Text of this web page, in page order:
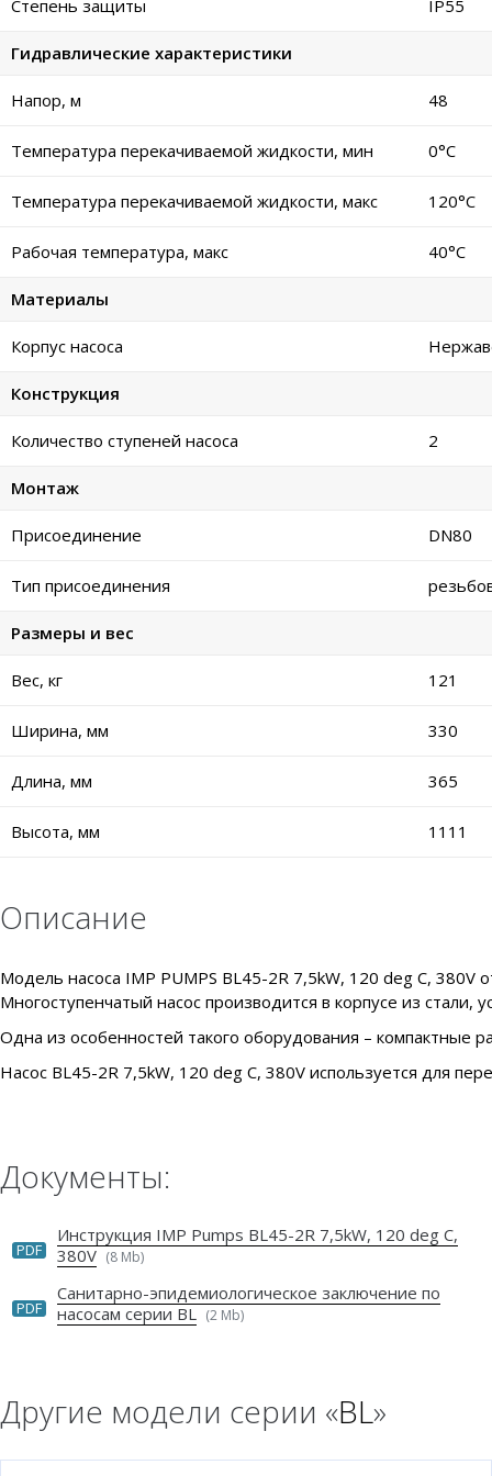
Степень защиты IP55
Гидравлические характеристики
Напор, м 48
Температура перекачиваемой жидкости, мин 0°C
Температура перекачиваемой жидкости, макс 120°C
Рабочая температура, макс 40°C
Материалы
Корпус насоса
Конструкция
Количество ступеней насоса 2
Монтаж
Присоединение DN80
Тип присоединения
Размеры и вес
Вес, кг 121
Ширина, мм 330
Длина, мм 365
Высота, мм 1111
Описание
Модель насоса IMP PUMPS BL45-2R 7,5kW, 120 deg C, 380V
Многоступенчатый насос производится в корпусе из стали,
Одна из особенностей такого оборудования – компактные
Насос BL45-2R 7,5kW, 120 deg C, 380V используется для
Документы:
PDF
Инструкция IMP Pumps BL45-2R 7,5kW, 120 deg C,
380V (8 Mb)
PDF
Санитарно-эпидемиологическое заключение по
насосам серии BL (2 Mb)
Другие модели серии «BL»